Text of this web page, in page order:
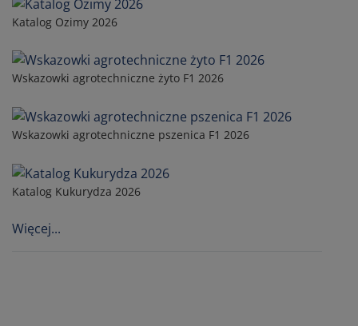
Katalog Ozimy 2026
Wskazowki agrotechniczne żyto F1 2026
Wskazowki agrotechniczne pszenica F1 2026
Katalog Kukurydza 2026
Więcej...